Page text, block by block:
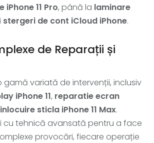
11 Pro, până la laminare
stergeri de cont iCloud iPhone.
de Reparații și
gamă variată de intervenții, inclusiv
iPhone 11, reparatie ecran
inlocuire sticla iPhone 11 Max.
cu tehnică avansată pentru a face
provocări, fiecare operație